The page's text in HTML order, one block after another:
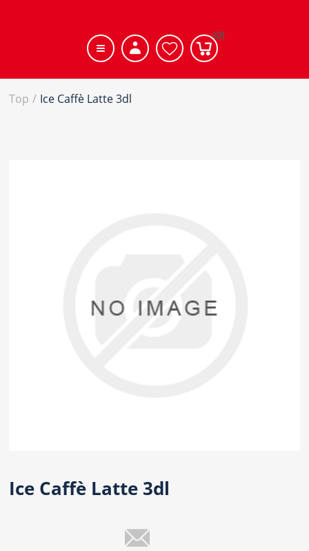
(0)
Top / Ice Caffè Latte 3dl
Ice Caffè Latte 3dl